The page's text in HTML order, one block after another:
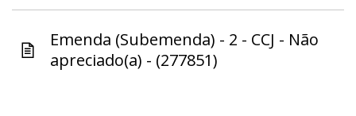
Emenda (Subemenda) - 2 - CCJ - Não
apreciado(a) - (277851)